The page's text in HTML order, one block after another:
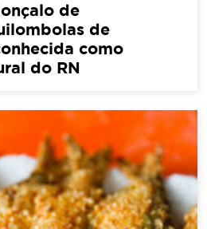
de
de
como
do RN